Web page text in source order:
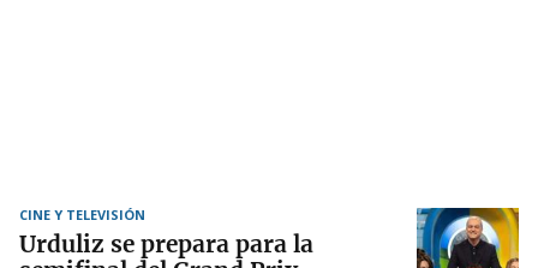
CINE Y TELEVISIÓN
Urduliz se prepara para la